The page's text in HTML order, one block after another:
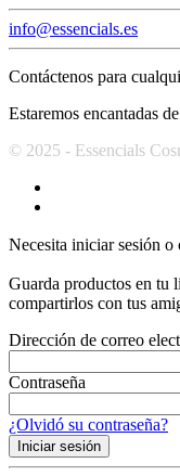
info@essencials.es
Contáctenos para
Estaremos encantadas
© 2025 - Essencials
Necesita iniciar sesión o
Guarda productos en tu
compartirlos con tus
Dirección de correo
Contraseña
¿Olvidó su contraseña?
Iniciar sesión